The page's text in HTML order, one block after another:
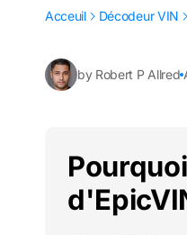
Acceuil Décodeur VIN
by Robert P Allred